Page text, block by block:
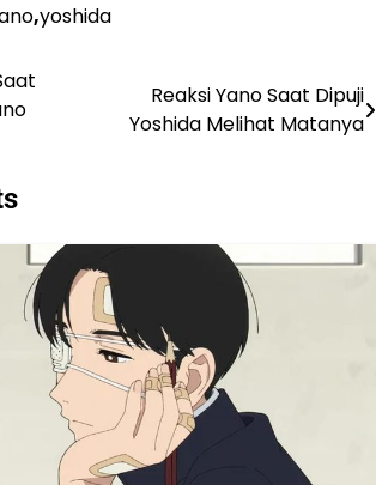
,yoshida
Reaksi Yano Saat Dipuji
Yoshida Melihat Matanya